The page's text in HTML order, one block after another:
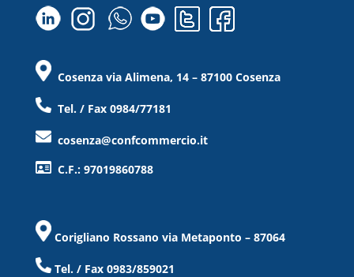
Cosenza via Alimena, 14 – 87100 Cosenza
Tel. / Fax 0984/77181
cosenza@confcommercio.it
C.F.: 97019860788
Corigliano Rossano via Metaponto – 87064
Tel. / Fax 0983/859021